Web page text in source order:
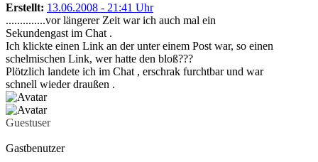
Erstellt: 13.06.2008 - 21:41 Uhr
..............vor längerer Zeit war ich auch mal ein
Sekundengast im Chat .
Ich klickte einen Link an der unter einem Post war, so einen
schelmischen Link, wer hatte den bloß???
Plötzlich landete ich im Chat , erschrak furchtbar und war
schnell wieder draußen .
Guestuser
Gastbenutzer